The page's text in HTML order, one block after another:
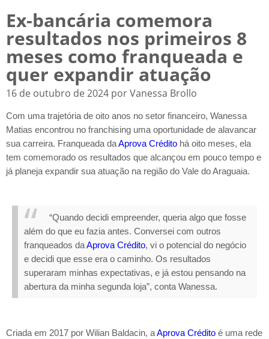
Ex-bancária comemora
resultados nos primeiros 8
meses como franqueada e
quer expandir atuação
16 de outubro de 2024 por Vanessa Brollo
Com uma trajetória de oito anos no setor financeiro, Wanessa
Matias encontrou no franchising uma oportunidade de alavancar
sua carreira. Franqueada daAprova Crédito há oito meses, ela
tem comemorado os resultados que alcançou em pouco tempo e
já planeja expandir sua atuação na região do Vale do Araguaia.
“Quando decidi empreender, queria algo que fosse
além do que eu fazia antes. Conversei com outros
franqueados daAprova Crédito, vi o potencial do negócio
e decidi que esse era o caminho. Os resultados
superaram minhas expectativas, e já estou pensando na
abertura da minha segunda loja”, conta Wanessa.
Criada em 2017 por Wilian Baldacin, aAprova Crédito é uma rede